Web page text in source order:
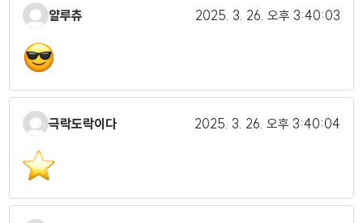
얄루츄 2025. 3. 26. 오후 3:40:03
극락도락이다 2025. 3. 26. 오후 3:40:04